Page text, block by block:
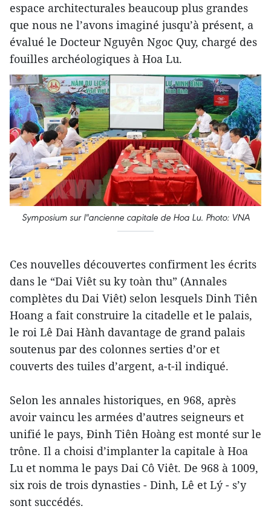
espace architecturales beaucoup plus grandes
que nous ne l’avons imaginé jusqu’à présent, a
évalué le Docteur Nguyên Ngoc Quy, chargé des
fouilles archéologiques à Hoa Lu.
Symposium sur l"ancienne capitale de Hoa Lu. Photo: VNA
Ces nouvelles découvertes confirment les écrits
dans le “Dai Viêt su ky toàn thu” (Annales
complètes du Dai Viêt) selon lesquels Dinh Tiên
Hoang a fait construire la citadelle et le palais,
le roi Lê Dai Hành davantage de grand palais
soutenus par des colonnes serties d’or et
couverts des tuiles d’argent, a-t-il indiqué.
Selon les annales historiques, en 968, après
avoir vaincu les armées d’autres seigneurs et
unifié le pays, Ðinh Tiên Hoàng est monté sur le
trône. Il a choisi d’implanter la capitale à Hoa
Lu et nomma le pays Dai Cô Viêt. De 968 à 1009,
six rois de trois dynasties - Dinh, Lê et Lý - s’y
sont succédés.